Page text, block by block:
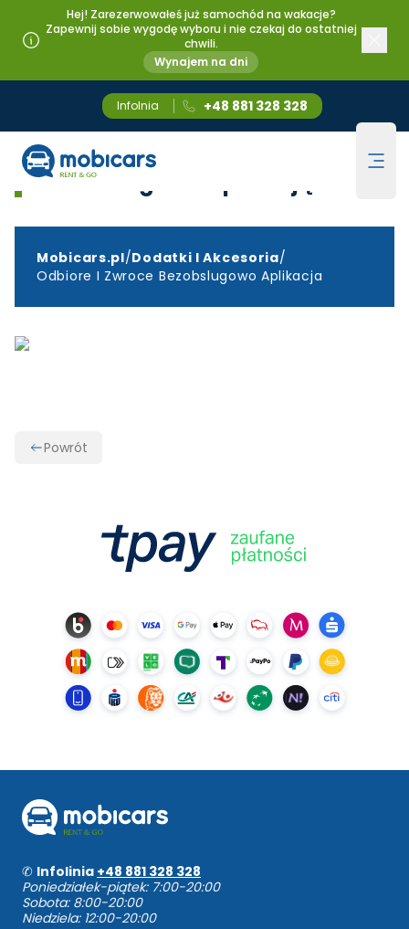
Hej! Zarezerwowałeś już samochód na wakacje?
Zapewnij sobie wygodę wyboru i nie czekaj do ostatniej
chwili.
Wynajem na dni
Infolnia +48 881 328 328
Mobicars.pl
Odbiorę i zwrócę
bezobsługowo aplikacją
Mobicars.pl/Dodatki I Akcesoria/
Odbiore I Zwroce Bezobslugowo Aplikacja
Powrót
✆ Infolinia +48 881 328 328
Poniedziałek-piątek: 7:00-20:00
Sobota: 8:00-20:00
Niedziela: 12:00-20:00